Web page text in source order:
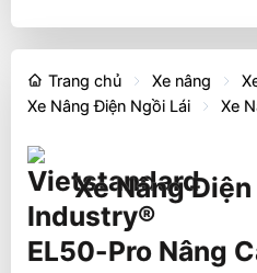
Trang chủ Xe nâng
Xe Nâng Điện Ngồi Lái
Xe
Xe Nâng Điện
EL50-Pro Nâng